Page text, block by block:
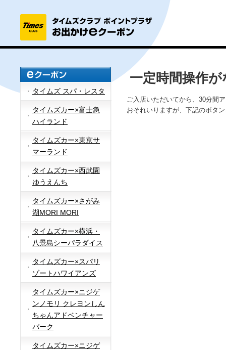
タイムズ スパ・レスタ
タイムズカー×富士急
ハイランド
タイムズカー×東京サ
マーランド
タイムズカー×西武園
ゆうえんち
タイムズカー×さがみ
湖MORI MORI
タイムズカー×横浜・
八景島シーパラダイス
タイムズカー×スパリ
ゾートハワイアンズ
タイムズカー×ニジゲ
ンノモリ クレヨンしん
ちゃんアドベンチャー
パーク
タイムズカー×ニジゲ
一定時間操作
ご入店いただいてから、30分間
おそれいりますが、下記のボタ